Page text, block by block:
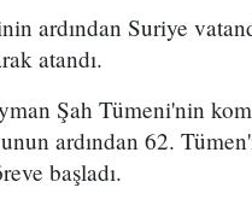
ardından Suriye
atandı.
Şah Tümeni'nin
ardından 62.
başladı.